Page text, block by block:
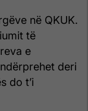
në QKUK.
të
e
deri
do t’i